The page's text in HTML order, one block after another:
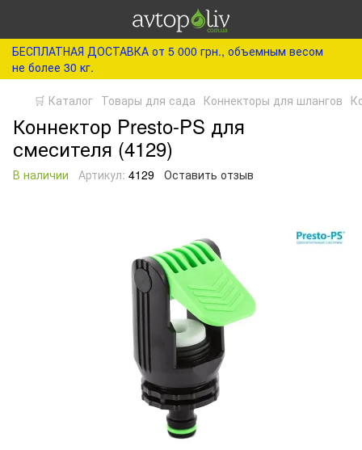
БЕСПЛАТНАЯ ДОСТАВКА от 5 000 грн., объемным весом
не более 30 кг.
🛒 Каталог Товары для сада Коннекторы для шлангов
Коннектор Presto-PS для
смесителя (4129)
В наличии Артикул: 4129 Оставить отзыв